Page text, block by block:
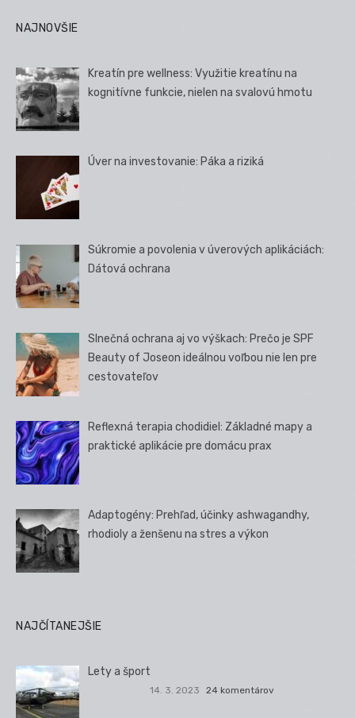
NAJNOVŠIE
Kreatín pre wellness: Využitie kreatínu na
kognitívne funkcie, nielen na svalovú hmotu
Úver na investovanie: Páka a riziká
Súkromie a povolenia v úverových aplikáciách:
Dátová ochrana
Slnečná ochrana aj vo výškach: Prečo je SPF
Beauty of Joseon ideálnou voľbou nie len pre
cestovateľov
Reflexná terapia chodidiel: Základné mapy a
praktické aplikácie pre domácu prax
Adaptogény: Prehľad, účinky ashwagandhy,
rhodioly a ženšenu na stres a výkon
NAJČÍTANEJŠIE
Lety a šport
14. 3. 2023 24 komentárov